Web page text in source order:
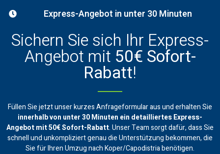
Express-Angebot in unter 30 Minuten
Sichern Sie sich Ihr Express-
Angebot mit 50€ Sofort-
Rabatt!
Füllen Sie jetzt unser kurzes Anfrageformular aus und erhalten Sie
innerhalb von unter 30 Minuten ein detailliertes Express-
Angebot mit 50€ Sofort-Rabatt. Unser Team sorgt dafür, dass Sie
schnell und unkompliziert genau die Unterstützung bekommen, die
Sie für Ihren Umzug nach Koper/Capodistria benötigen.